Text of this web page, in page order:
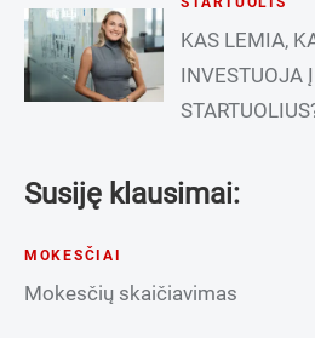
KAS LEMIA,
INVESTUOJA
Susiję klausimai:
MOKESČIAI
Mokesčių skaičiavimas